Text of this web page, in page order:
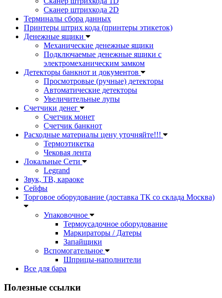
Сканер штрихкода 2D
Терминалы сбора данных
Принтеры штрих кода (принтеры этикеток)
Денежные ящики
Механические денежные ящики
Подключаемые денежные ящики с
электромеханическим замком
Детекторы банкнот и документов
Просмотровые (ручные) детекторы
Автоматические детекторы
Увеличительные лупы
Счетчики денег
Счетчик монет
Счетчик банкнот
Расходные материалы цену уточняйте!!!
Термоэтикетка
Чековая лента
Локальные Сети
Legrand
Звук, ТВ, караоке
Сейфы
Торговое оборудование (доставка ТК со склада Москва)
Упаковочное
Термоусадочное оборудование
Маркираторы / Датеры
Запайщики
Вспомогательное
Шприцы-наполнители
Все для бара
Полезные ссылки